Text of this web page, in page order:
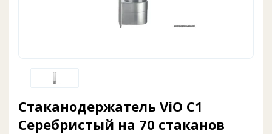
Стаканодержатель ViO C1
Серебристый на 70 стаканов